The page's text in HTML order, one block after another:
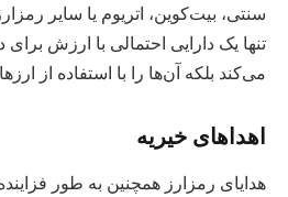
سنتی، بیت‌کوین، اتریوم یا سایر
تنها یک دارایی احتمالی با ارزش
می‌کند بلکه آن‌ها را با استفاده از
اهداهای خیریه
هدایای رمزارز همچنین به طور